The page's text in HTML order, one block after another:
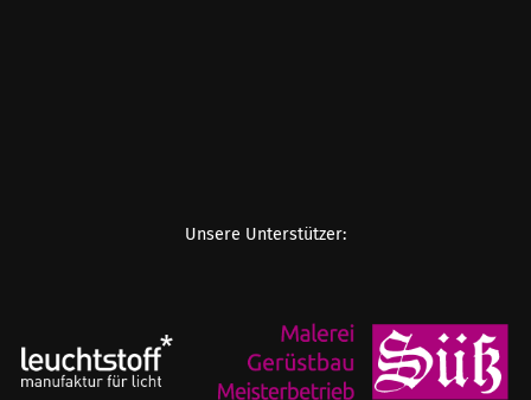
Unsere Unterstützer: